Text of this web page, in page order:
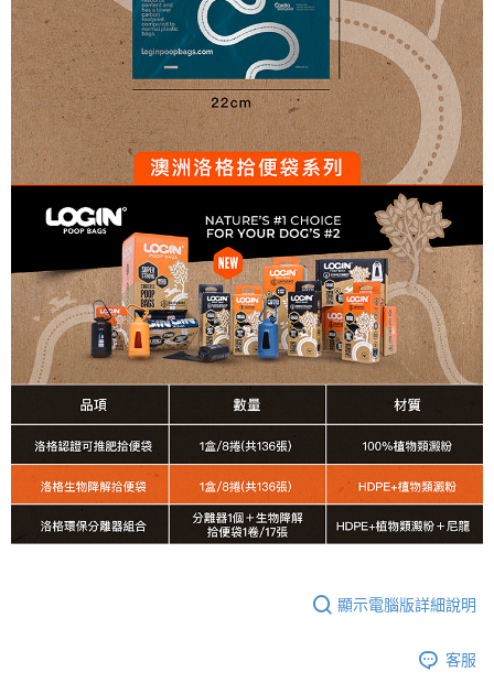
顯示電腦版詳細說明
客服